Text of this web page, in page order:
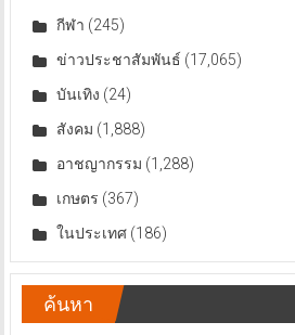
กีฬา (245)
ข่าวประชาสัมพันธ์ (17,065)
บันเทิง (24)
สังคม (1,888)
อาชญากรรม (1,288)
เกษตร (367)
ในประเทศ(186)
ค้นหา